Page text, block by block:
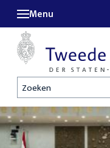
Zoeken
Menu